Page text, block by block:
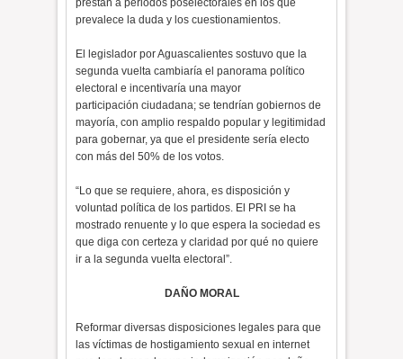
prevalece la duda y los cuestionamientos.
El legislador por Aguascalientes sostuvo que la
segunda vuelta cambiaría el panorama político
electoral e incentivaría una mayor
participación ciudadana; se tendrían gobiernos de
mayoría, con amplio respaldo popular y legitimidad
para gobernar, ya que el presidente sería electo
con más del 50% de los votos.
“Lo que se requiere, ahora, es disposición y
voluntad política de los partidos. El PRI se ha
mostrado renuente y lo que espera la sociedad es
que diga con certeza y claridad por qué no quiere
ir a la segunda vuelta electoral”.
DAÑO MORAL
Reformar diversas disposiciones legales para que
las víctimas de hostigamiento sexual en internet